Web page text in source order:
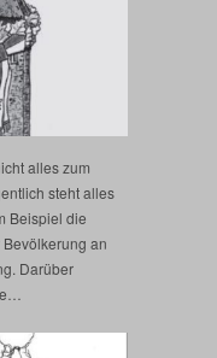
alles zum
steht alles
Beispiel die
an
Darüber